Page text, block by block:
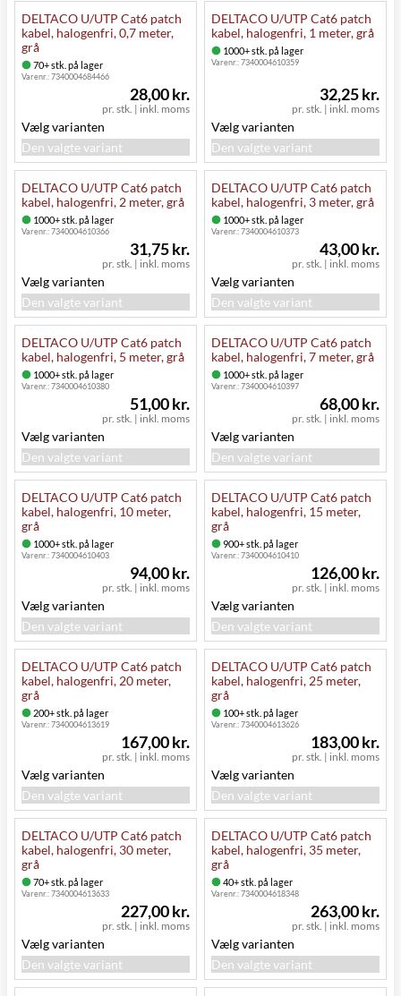
DELTACO U/UTP Cat6 patch
kabel, halogenfri, 0,7 meter,
grå
70+ stk. på lager
Varenr.:7340004684466
pr. stk. | inkl. moms
28,00 kr.
Vælg varianten
Den valgte variant
DELTACO U/UTP Cat6 patch
kabel, halogenfri, 1 meter, grå
1000+ stk. på lager
Varenr.:7340004610359
pr. stk. | inkl. moms
32,25 kr.
Vælg varianten
Den valgte variant
DELTACO U/UTP Cat6 patch
kabel, halogenfri, 2 meter, grå
1000+ stk. på lager
Varenr.:7340004610366
pr. stk. | inkl. moms
31,75 kr.
Vælg varianten
Den valgte variant
DELTACO U/UTP Cat6 patch
kabel, halogenfri, 3 meter, grå
1000+ stk. på lager
Varenr.:7340004610373
pr. stk. | inkl. moms
43,00 kr.
Vælg varianten
Den valgte variant
DELTACO U/UTP Cat6 patch
kabel, halogenfri, 5 meter, grå
1000+ stk. på lager
Varenr.:7340004610380
pr. stk. | inkl. moms
51,00 kr.
Vælg varianten
Den valgte variant
DELTACO U/UTP Cat6 patch
kabel, halogenfri, 7 meter, grå
1000+ stk. på lager
Varenr.:7340004610397
pr. stk. | inkl. moms
68,00 kr.
Vælg varianten
Den valgte variant
DELTACO U/UTP Cat6 patch
kabel, halogenfri, 10 meter,
grå
1000+ stk. på lager
Varenr.:7340004610403
pr. stk. | inkl. moms
94,00 kr.
Vælg varianten
Den valgte variant
DELTACO U/UTP Cat6 patch
kabel, halogenfri, 15 meter,
grå
900+ stk. på lager
Varenr.:7340004610410
pr. stk. | inkl. moms
126,00 kr.
Vælg varianten
Den valgte variant
DELTACO U/UTP Cat6 patch
kabel, halogenfri, 20 meter,
grå
200+ stk. på lager
Varenr.:7340004613619
pr. stk. | inkl. moms
167,00 kr.
Vælg varianten
Den valgte variant
DELTACO U/UTP Cat6 patch
kabel, halogenfri, 25 meter,
grå
100+ stk. på lager
Varenr.:7340004613626
pr. stk. | inkl. moms
183,00 kr.
Vælg varianten
Den valgte variant
DELTACO U/UTP Cat6 patch
kabel, halogenfri, 30 meter,
grå
70+ stk. på lager
Varenr.:7340004613633
pr. stk. | inkl. moms
227,00 kr.
Vælg varianten
Den valgte variant
DELTACO U/UTP Cat6 patch
kabel, halogenfri, 35 meter,
grå
40+ stk. på lager
Varenr.:7340004618348
pr. stk. | inkl. moms
263,00 kr.
Vælg varianten
Den valgte variant